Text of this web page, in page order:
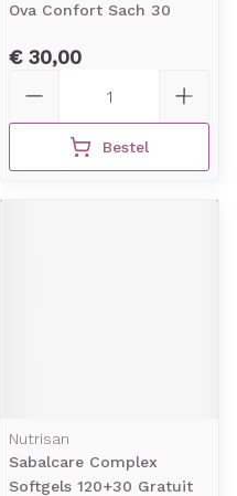
Ova Confort Sach 30
€ 30,00
Bestel
Nutrisan
Sabalcare Complex
Softgels 120+30 Gratuit